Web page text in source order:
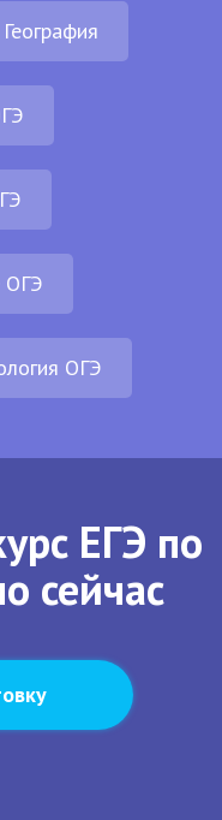
География
ОГЭ
ОГЭ
ЕГЭ по
сейчас